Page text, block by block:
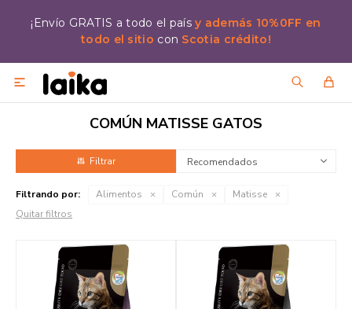
¡Envío GRATIS a todo el paísy además 10%0FF en
todo el sitio con Scotia crédito!

COMÚN MATISSE GATOS
Recomendados
Filtrando por: Alimentos Común
Matisse
Quitar filtros